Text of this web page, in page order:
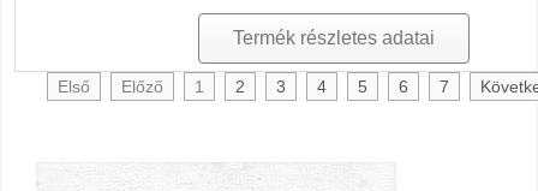
Termék részletes adatai
Első Előző 1 2 3 4 5 6 7